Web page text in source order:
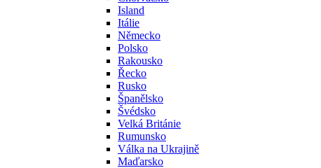
Island
Itálie
Německo
Polsko
Rakousko
Řecko
Rusko
Španělsko
Švédsko
Velká Británie
Rumunsko
Válka na Ukrajině
Maďarsko